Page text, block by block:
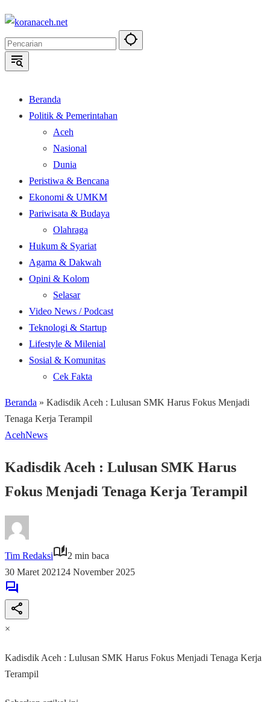
Langsung
konten
Beranda
Politik & Pemerintahan
Aceh
Nasional
Dunia
Peristiwa & Bencana
Ekonomi & UMKM
Pariwisata & Budaya
Olahraga
Hukum & Syariat
Agama & Dakwah
Opini & Kolom
Selasar
Video News / Podcast
Teknologi & Startup
Lifestyle & Milenial
Sosial & Komunitas
Cek Fakta
Beranda » Kadisdik Aceh : Lulusan SMK Harus Fokus Menjadi
Tenaga Kerja Terampil
AcehNews
Kadisdik Aceh : Lulusan SMK Harus
Fokus Menjadi Tenaga Kerja Terampil
Tim Redaksi
2 min baca
30 Maret 2021 24 November 2025
×
Kadisdik Aceh : Lulusan SMK Harus Fokus Menjadi Tenaga Kerja
Terampil